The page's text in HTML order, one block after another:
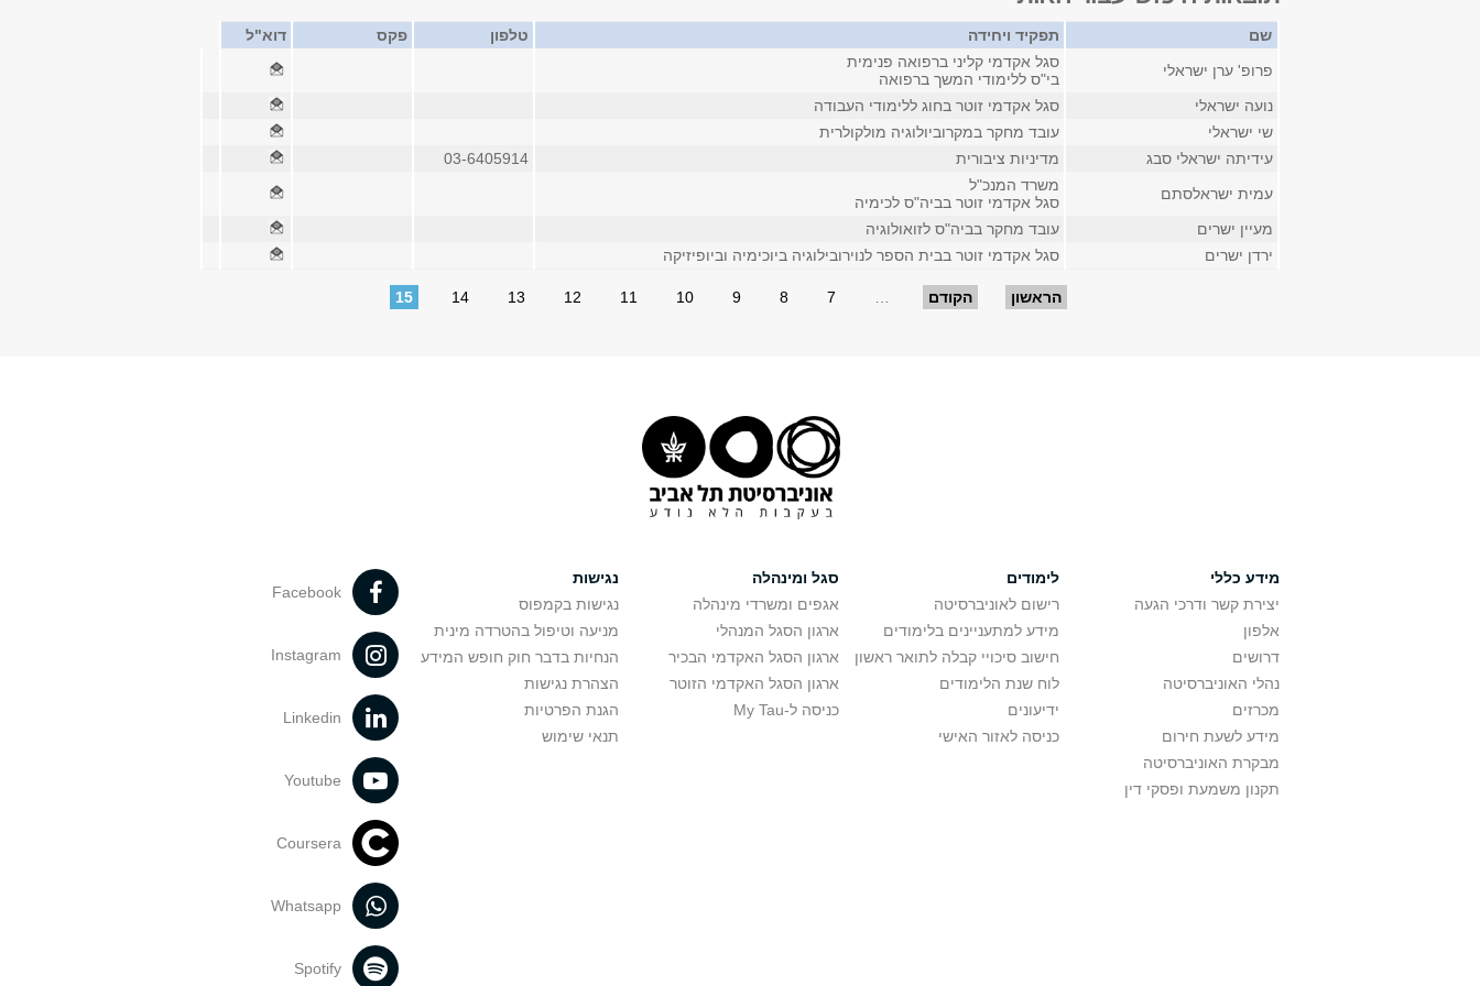
שם תפקיד ויחידה טלפון פקס
דוא"ל
פרופ' ערן ישראלי
סגל אקדמי קליני ברפואה פנימית
בי"ס ללימודי המשך ברפואה
נועה ישראלי
סגל אקדמי זוטר בחוג ללימודי העבודה
שי ישראלי
עובד מחקר במקרוביולוגיה מולקולרית
עידיתה ישראלי סבג
מדיניות ציבורית
03-6405914
עמית ישראלסתם
משרד המנכ"ל
סגל אקדמי זוטר בביה"ס לכימיה
מעיין ישרים
עובד מחקר בביה"ס לזואולוגיה
ירדן ישרים
סגל אקדמי זוטר בבית הספר לנוירובילוגיה ביוכימיה וביופיזיקה
הראשון הקודם 7
8
9
10
11
12
13
14
15
מידע כללי
יצירת קשר ודרכי הגעה
אלפון
דרושים
נהלי האוניברסיטה
מכרזים
מידע לשעת חירום
מבקרת האוניברסיטה
תקנון משמעת ופסקי דין
לימודים
רישום לאוניברסיטה
מידע למתעניינים בלימודים
חישוב סיכויי קבלה לתואר ראשון
לוח שנת הלימודים
ידיעונים
כניסה לאזור האישי
סגל ומינהלה
אגפים ומשרדי מינהלה
ארגון הסגל המנהלי
ארגון הסגל האקדמי הבכיר
ארגון הסגל האקדמי הזוטר
כניסה ל-My Tau
נגישות
נגישות בקמפוס
מניעה וטיפול בהטרדה מינית
הנחיות בדבר חוק חופש המידע
הצהרת נגישות
הגנת הפרטיות
תנאי שימוש
Facebook
Instagram
Linkedin
Youtube
Coursera
Whatsapp
Spotify